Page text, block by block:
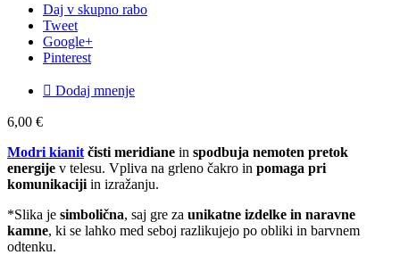
Daj v skupno rabo
Tweet
Google+
Pinterest
 Dodaj mnenje
6,00 €
Modri kianit čisti meridiane in spodbuja nemoten pretok
energije v telesu. Vpliva na grleno čakro in pomaga pri
komunikaciji in izražanju.
*Slika je simbolična, saj gre za unikatne izdelke in naravne
kamne, ki se lahko med seboj razlikujejo po obliki in barvnem
odtenku.